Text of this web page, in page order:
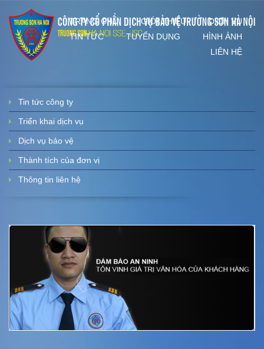
TRANG CHỦ GIỚI THIỆU
DỊCH VỤ
TIN TỨC
TUYỂN DỤNG
HÌNH ẢNH
LIÊN HỆ
Tin tức công ty
Triển khai dịch vụ
Dịch vụ bảo vệ
Thành tích của đơn vị
Thông tin liên hệ